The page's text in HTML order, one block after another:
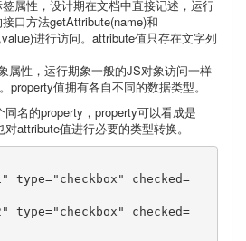
属性，设计期在文档中直接记述，运行
口方法getAttribute(name)和
进行访问。attribute值只存在文字列
属性，运行期象一般的JS对象访问一样
property值拥有各自不同的数据类型。
名的property，property可以看成是
attribute值进行必要的类型转换。
checked=
checked=